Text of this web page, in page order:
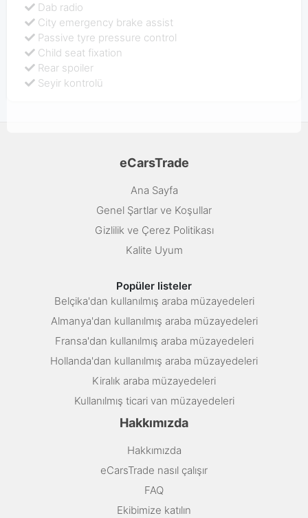
Dab radio
City emergency brake assist
Passive tyre pressure control
Child seat fixation
Rear spoiler
Seyir kontrolü
eCarsTrade
Ana Sayfa
Genel Şartlar ve Koşullar
Gizlilik ve Çerez Politikası
Kalite Uyum
Popüler listeler
Belçika'dan kullanılmış araba müzayedeleri
Almanya'dan kullanılmış araba müzayedeleri
Fransa'dan kullanılmış araba müzayedeleri
Hollanda'dan kullanılmış araba müzayedeleri
Kiralık araba müzayedeleri
Kullanılmış ticari van müzayedeleri
Hakkımızda
Hakkımızda
eCarsTrade nasıl çalışır
FAQ
Ekibimize katılın